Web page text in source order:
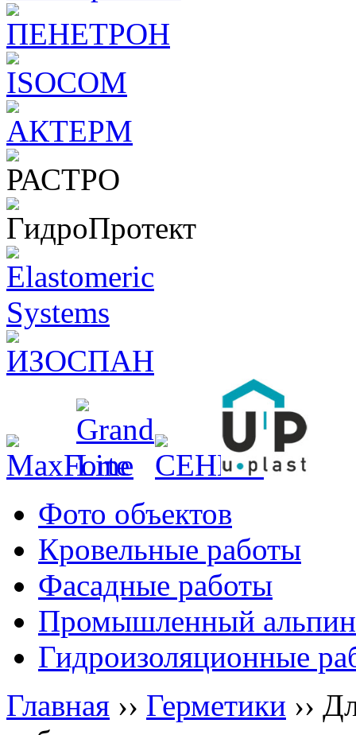
Фото объектов
Кровельные работы
Фасадные работы
Промышленный
Гидроизоляционные
Главная ›› Герметики ››